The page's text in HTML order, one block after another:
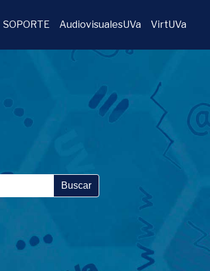
SOPORTE AudiovisualesUVa VirtUVa
Buscar